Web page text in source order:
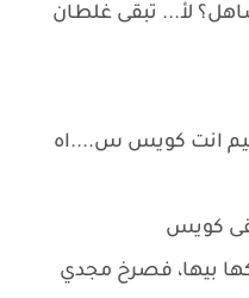
لأ... تبقى غلطان
انت كويس س....اه
كويس
بيها، فصرخ مجدي